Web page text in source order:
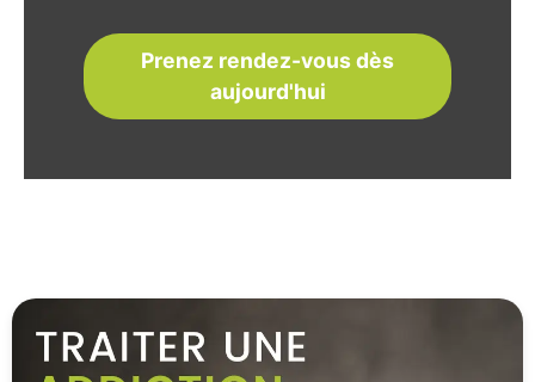
Prenez rendez-vous dès
aujourd'hui